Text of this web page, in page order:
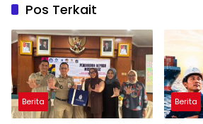
Pos Terkait
Berita Berita